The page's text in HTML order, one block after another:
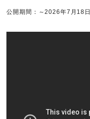
公開期間：～2026年7月18日